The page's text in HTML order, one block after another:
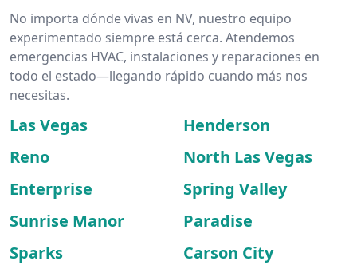
No importa dónde vivas en NV, nuestro equipo
experimentado siempre está cerca. Atendemos
emergencias HVAC, instalaciones y reparaciones en
todo el estado—llegando rápido cuando más nos
necesitas.
Las Vegas
Henderson
Reno
North Las Vegas
Enterprise
Spring Valley
Sunrise Manor
Paradise
Sparks
Carson City